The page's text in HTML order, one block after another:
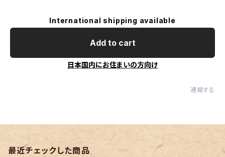
International shipping available
Add to cart
日本国内にお住まいの方向け
通報する
最近チェックした商品